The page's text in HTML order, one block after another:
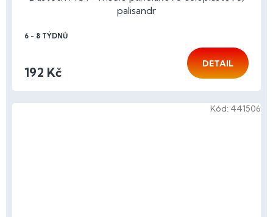
palisandr
6 - 8 TÝDNŮ
192 Kč
DETAIL
Kód: 441506